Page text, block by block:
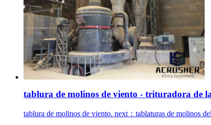
tablura de molinos de viento - trituradora de
tablura de molinos de viento. next：tablaturas de molinos